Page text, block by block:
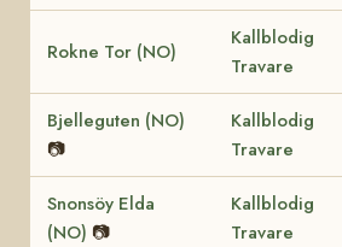
Rokne Tor (NO)
Kallblodig
Travare
Bjelleguten (NO)
📷
Kallblodig
Travare
Snonsöy Elda
(NO) 📷
Kallblodig
Travare